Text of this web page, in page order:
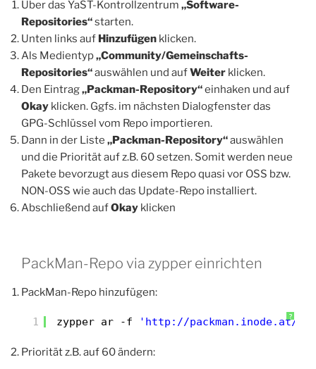
Über das YaST-Kontrollzentrum „Software-
Repositories“starten.
Unten links auf Hinzufügen klicken.
Als Medientyp„Community/Gemeinschafts-
Repositories“auswählen und aufWeiter klicken.
Den Eintrag„Packman-Repository“einhaken und auf
Okay klicken. Ggfs. im nächsten Dialogfenster das
GPG-Schlüssel vom Repo importieren.
Dann in der Liste „Packman-Repository“auswählen
und die Priorität auf z.B. 60 setzen. Somit werden neue
Pakete bevorzugt aus diesem Repo quasi vor OSS bzw.
NON-OSS wie auch das Update-Repo installiert.
Abschließend aufOkay klicken
PackMan-Repo via zypper einrichten
PackMan-Repo hinzufügen:
?
1 zypper ar -f 'http://packman.inode.at/
Priorität z.B. auf 60 ändern: